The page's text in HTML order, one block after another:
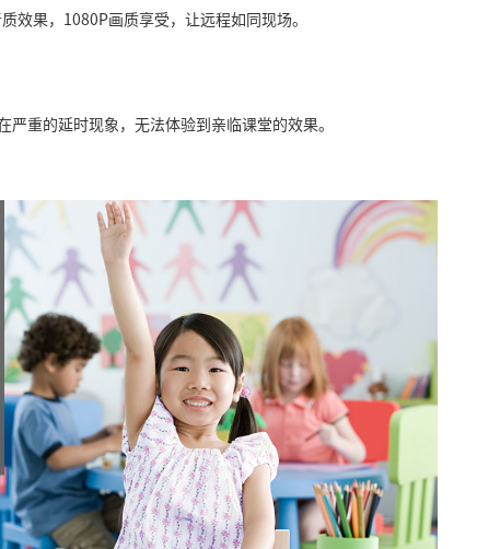
效果，1080P画质享受，让远程如同现场。
严重的延时现象，无法体验到亲临课堂的效果。